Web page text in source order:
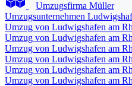
Umzugsfirma Müller
Umzugsunternehmen
Umzug von Ludwigshafen am
Umzug von Ludwigshafen am
Umzug von Ludwigshafen am
Umzug von Ludwigshafen am
Umzug von Ludwigshafen am
Umzug von Ludwigshafen am